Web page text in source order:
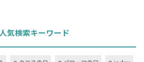
人気検索キーワード